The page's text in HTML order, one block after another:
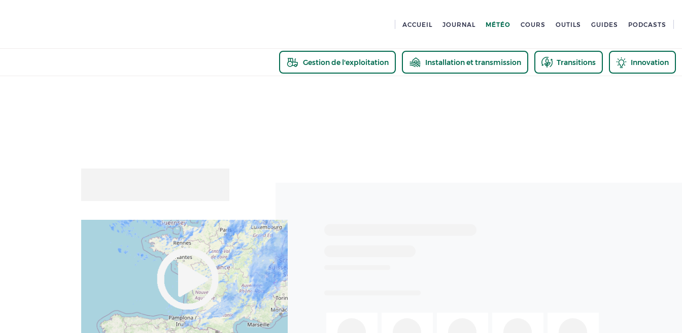
ACCUEIL JOURNAL MÉTÉO COURS OUTILS GUIDES PODCASTS
Gestion de l'exploitation Installation et transmission Transitions Innovation